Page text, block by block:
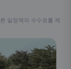
일정액의 수수료를 제